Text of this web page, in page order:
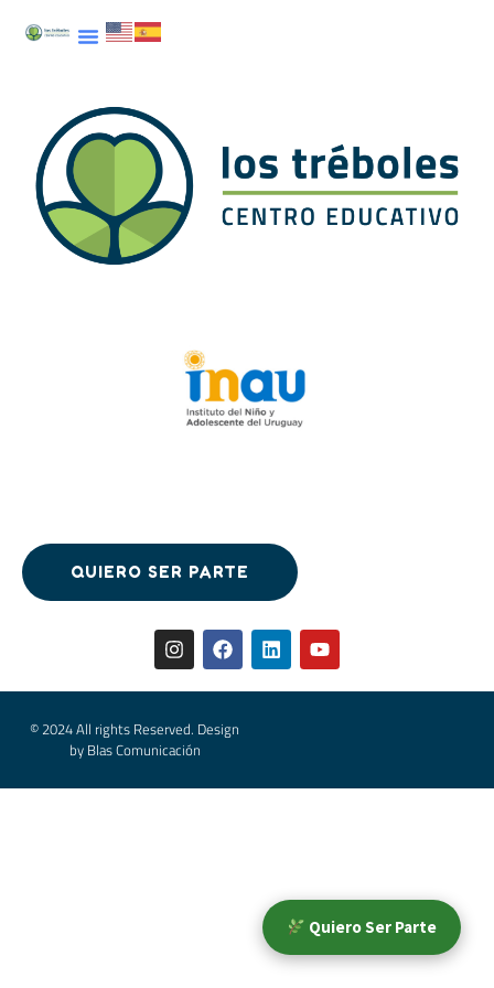
QUIERO SER PARTE
QUIERO SER PARTE
© 2024 All rights Reserved. Design
by Blas Comunicación
Quiero Ser Parte